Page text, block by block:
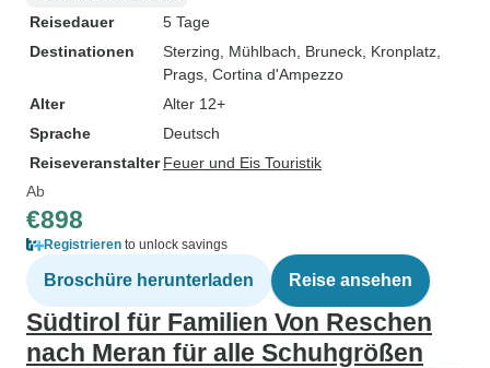
Reisedauer
5 Tage
Destinationen
Sterzing , Mühlbach , Bruneck , Kronplatz
Prags , Cortina d'Ampezzo
Alter
Alter 12+
Sprache
Deutsch
Reiseveranstalter Feuer und Eis Touristik
Ab
€898
Registrieren to unlock savings
Broschüre herunterladen Reise ansehen
Südtirol für Familien Von Reschen
nach Meran für alle Schuhgrößen